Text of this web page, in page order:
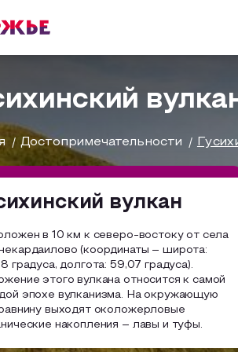
район
район
район
туризм
Достопримечательности
вулкан
в 10 км к северо-востоку от села
(координаты – широта:
градуса, долгота: 59,07 градуса).
этого вулкана относится к самой
эпохе вулканизма. На окружающую
выходят околожерловые
накопления – лавы и туфы.